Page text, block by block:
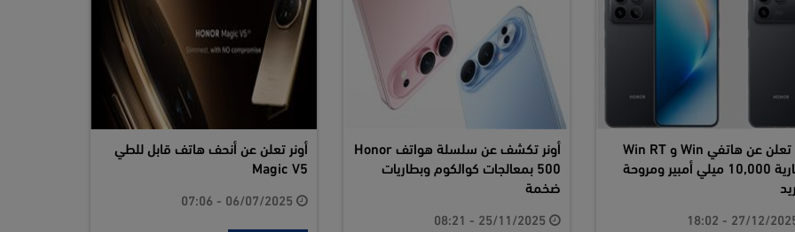
أونر تعلن عن هاتفي Win و Win RT
ببطارية 10,000 ميلي أمبير ومروحة
أونر تكشف عن سلسلة هواتف Honor
500 بمعالجات كوالكوم وبطاريات
ضخمة
أونر تعلن عن أنحف هاتف قابل للطي
Magic V5